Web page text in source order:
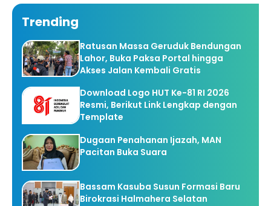
Trending
Ratusan Massa Geruduk Bendungan
Lahor, Buka Paksa Portal hingga
Akses Jalan Kembali Gratis
Download Logo HUT Ke-81 RI 2026
Resmi, Berikut Link Lengkap dengan
Template
Dugaan Penahanan Ijazah, MAN
Pacitan Buka Suara
Bassam Kasuba Susun Formasi Baru
Birokrasi Halmahera Selatan